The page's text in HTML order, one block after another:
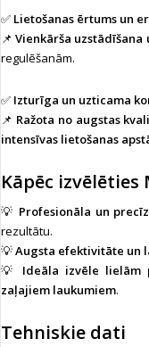
✅ Lietošanas ērtums un
📌Vienkārša
regulēšanām.
✅ Izturīga un uzticama
📌 Ražota no augstas
intensīvas lietošanas
Kāpēc izvēlēties
💡 Profesionāla un
rezultātu.
💡Augsta efektivitāte un
💡 Ideāla izvēle lielām
zaļajiem laukumiem.
Tehniskie dati